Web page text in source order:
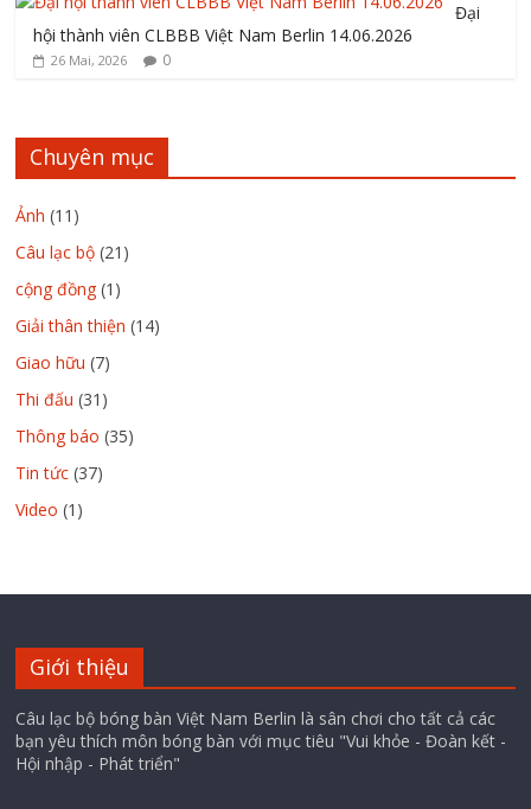
Đại
hội thành viên CLBBB Việt Nam Berlin 14.06.2026
26 Mai, 2026 0
Chuyên mục
Ảnh (11)
Câu lạc bộ (21)
cộng đồng (1)
Giải thân thiện (14)
Giao hữu (7)
Thi đấu (31)
Thông báo (35)
Tin tức (37)
Video (1)
Giới thiệu
Câu lạc bộ bóng bàn Việt Nam Berlin là sân chơi cho tất cả các
bạn yêu thích môn bóng bàn với mục tiêu "Vui khỏe - Đoàn kết -
Hội nhập - Phát triển"